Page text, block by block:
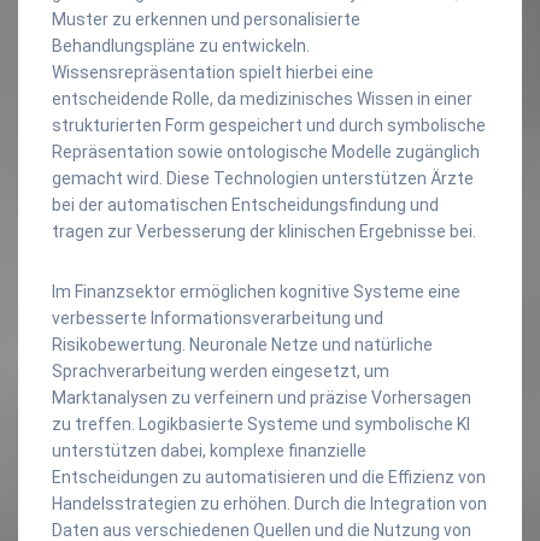
Muster zu erkennen und personalisierte
Behandlungspläne zu entwickeln.
Wissensrepräsentation spielt hierbei eine
entscheidende Rolle, da medizinisches Wissen in einer
strukturierten Form gespeichert und durch symbolische
Repräsentation sowie ontologische Modelle zugänglich
gemacht wird. Diese Technologien unterstützen Ärzte
bei der automatischen Entscheidungsfindung und
tragen zur Verbesserung der klinischen Ergebnisse bei.
Im Finanzsektor ermöglichen kognitive Systeme eine
verbesserte Informationsverarbeitung und
Risikobewertung. Neuronale Netze und natürliche
Sprachverarbeitung werden eingesetzt, um
Marktanalysen zu verfeinern und präzise Vorhersagen
zu treffen. Logikbasierte Systeme und symbolische KI
unterstützen dabei, komplexe finanzielle
Entscheidungen zu automatisieren und die Effizienz von
Handelsstrategien zu erhöhen. Durch die Integration von
Daten aus verschiedenen Quellen und die Nutzung von